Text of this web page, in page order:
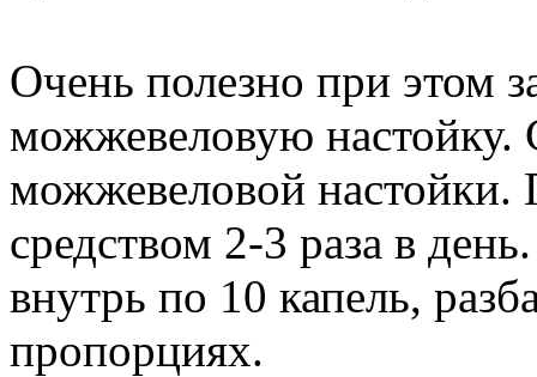
Очень полезно при этом
можжевеловую настойку.
можжевеловой
средством 2-3 раза в
внутрь по 10 капель,
пропорциях.